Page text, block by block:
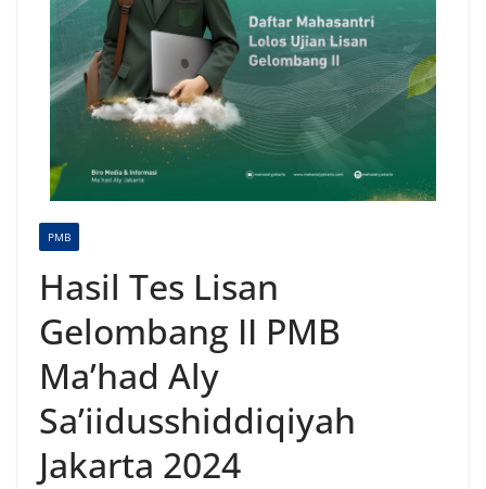
PMB
Hasil Tes Lisan
Gelombang II PMB
Ma’had Aly
Sa’iidusshiddiqiyah
Jakarta 2024